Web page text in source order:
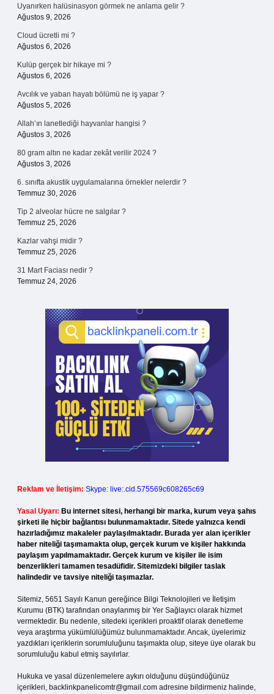
Uyanırken halüsinasyon görmek ne anlama gelir ?
Ağustos 9, 2026
Cloud ücretli mi ?
Ağustos 6, 2026
Kulüp gerçek bir hikaye mi ?
Ağustos 6, 2026
Avcılık ve yaban hayatı bölümü ne iş yapar ?
Ağustos 5, 2026
Allah’ın lanetlediği hayvanlar hangisi ?
Ağustos 3, 2026
80 gram altın ne kadar zekât verilir 2024 ?
Ağustos 3, 2026
6. sınıfta akustik uygulamalarına örnekler nelerdir ?
Temmuz 30, 2026
Tip 2 alveolar hücre ne salgılar ?
Temmuz 25, 2026
Kazlar vahşi midir ?
Temmuz 25, 2026
31 Mart Faciası nedir ?
Temmuz 24, 2026
Reklam ve İletişim: Skype: live:.cid.575569c608265c69
Yasal Uyarı: Bu internet sitesi, herhangi bir marka, kurum veya şahıs
şirketi ile hiçbir bağlantısı bulunmamaktadır. Sitede yalnızca kendi
hazırladığımız makaleler paylaşılmaktadır. Burada yer alan içerikler
haber niteliği taşımamakta olup, gerçek kurum ve kişiler hakkında
paylaşım yapılmamaktadır. Gerçek kurum ve kişiler ile isim
benzerlikleri tamamen tesadüfidir. Sitemizdeki bilgiler taslak
halindedir ve tavsiye niteliği taşımazlar.
Sitemiz, 5651 Sayılı Kanun gereğince Bilgi Teknolojileri ve İletişim
Kurumu (BTK) tarafından onaylanmış bir Yer Sağlayıcı olarak hizmet
vermektedir. Bu nedenle, sitedeki içerikleri proaktif olarak denetleme
veya araştırma yükümlülüğümüz bulunmamaktadır. Ancak, üyelerimiz
yazdıkları içeriklerin sorumluluğunu taşımakta olup, siteye üye olarak bu
sorumluluğu kabul etmiş sayılırlar.
Hukuka ve yasal düzenlemelere aykırı olduğunu düşündüğünüz
içerikleri, backlinkpanelicomtr@gmail.com adresine bildirmeniz halinde,